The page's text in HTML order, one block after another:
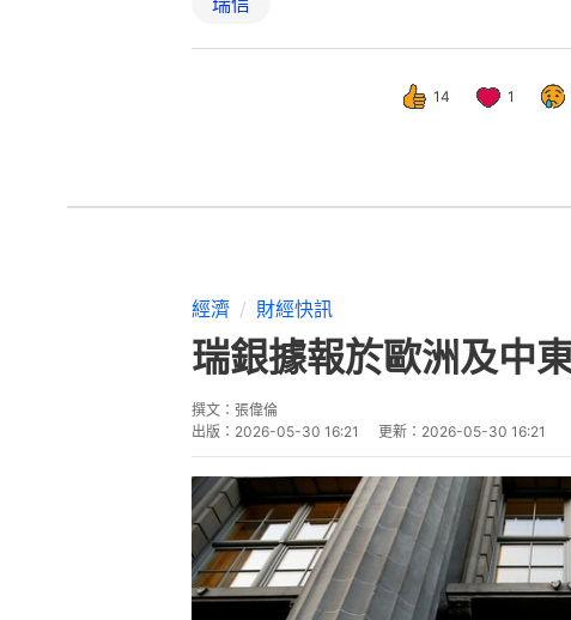
14 1
經濟 財經快訊
瑞銀據報於歐洲及中
撰文： 張偉倫
出版： 2026-05-30 16:21 更新： 2026-05-30 16:21